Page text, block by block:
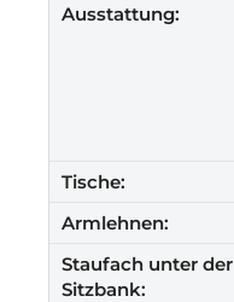
Ausstattung:
Tische:
Armlehnen:
Staufach unter der
Sitzbank: